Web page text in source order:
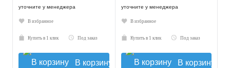
уточните у менеджера
В избранное
Купить в 1 клик Под заказ
В корзину
уточните у менеджера
В избранное
Купить в 1 клик Под заказ
В корзину